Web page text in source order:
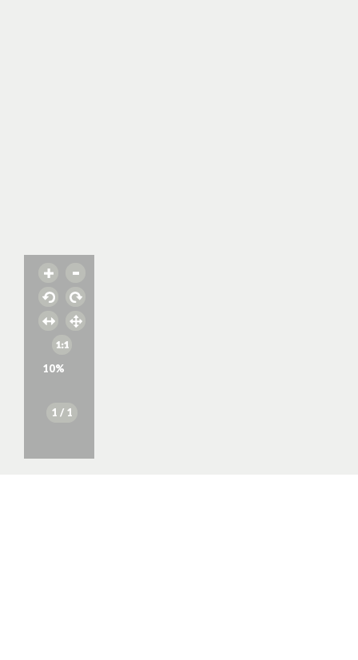
10%
1 / 1